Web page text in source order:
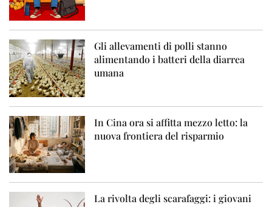
Gli allevamenti di polli stanno
alimentando i batteri della diarrea
umana
In Cina ora si affitta mezzo letto: la
nuova frontiera del risparmio
La rivolta degli scarafaggi: i giovani